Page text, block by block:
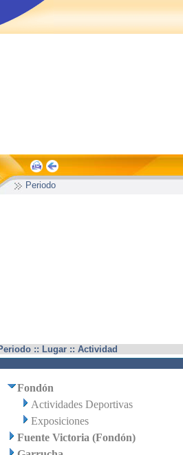
Periodo
:: Lugar :: Actividad
Fondón
Actividades Deportivas
Exposiciones
Fuente Victoria (Fondón)